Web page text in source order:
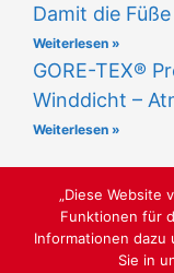
Damit die
Weiterlesen »
GORE-TEX®
Winddicht –
Weiterlesen »
„Diese Website
Funktionen für
Informationen dazu
Sie in